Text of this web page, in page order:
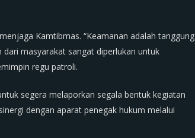
Kamtibmas. “Keamanan adalah tanggung
masyarakat sangat diperlukan untuk
regu patroli.
segera melaporkan segala bentuk kegiatan
dengan aparat penegak hukum melalui